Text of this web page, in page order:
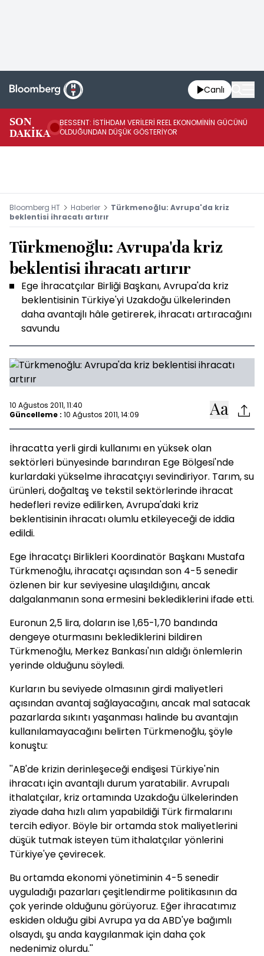
Canlı
SON
DAKİKA
BESSENT: İSTİHDAM VERİLERİ REEL EKONOMİNİN GÜCÜNÜ
OLDUĞUNDAN DÜŞÜK GÖSTERİYOR
Bloomberg HT Haberler
Türkmenoğlu: Avrupa'da kriz
beklentisi ihracatı artırır
Türkmenoğlu: Avrupa'da kriz
beklentisi ihracatı artırır
Ege İhracatçılar Birliği Başkanı, Avrupa'da kriz
beklentisinin Türkiye'yi Uzakdoğu ülkelerinden
daha avantajlı hâle getirerek, ihracatı artıracağını
savundu
10 Ağustos 2011, 11:40
Güncelleme : 10 Ağustos 2011, 14:09
İhracatta yerli girdi kullanımı en yüksek olan
sektörleri bünyesinde barındıran Ege Bölgesi'nde
kurlardaki yükselme ihracatçıyı sevindiriyor. Tarım, su
ürünleri, doğaltaş ve tekstil sektörlerinde ihracat
hedefleri revize edilirken, Avrupa'daki kriz
beklentisinin ihracatı olumlu etkileyeceği de iddia
edildi.
Ege İhracatçı Birlikleri Koordinatör Başkanı Mustafa
Türkmenoğlu, ihracatçı açısından son 4-5 senedir
özlenen bir kur seviyesine ulaşıldığını, ancak
dalgalanmanın sona ermesini beklediklerini ifade etti.
Euronun 2,5 lira, doların ise 1,65-1,70 bandında
dengeye oturmasını beklediklerini bildiren
Türkmenoğlu, Merkez Bankası'nın aldığı önlemlerin
yerinde olduğunu söyledi.
Kurların bu seviyede olmasının girdi maliyetleri
açısından avantaj sağlayacağını, ancak mal satacak
pazarlarda sıkıntı yaşanması halinde bu avantajın
kullanılamayacağını belirten Türkmenoğlu, şöyle
konuştu:
''AB'de krizin derinleşeceği endişesi Türkiye'nin
ihracatı için avantajlı durum yaratabilir. Avrupalı
ithalatçılar, kriz ortamında Uzakdoğu ülkelerinden
ziyade daha hızlı alım yapabildiği Türk firmalarını
tercih ediyor. Böyle bir ortamda stok maliyetlerini
düşük tutmak isteyen tüm ithalatçılar yönlerini
Türkiye'ye çevirecek.
Bu ortamda ekonomi yönetiminin 4-5 senedir
uyguladığı pazarları çeşitlendirme politikasının da
çok yerinde olduğunu görüyoruz. Eğer ihracatımız
eskiden olduğu gibi Avrupa ya da ABD'ye bağımlı
olsaydı, şu anda kaygılanmak için daha çok
nedenimiz olurdu.''